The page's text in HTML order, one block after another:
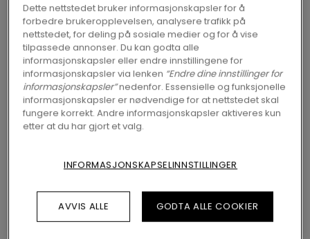
FINN EN FORHANDLER NÆR DEG
Vil du se dette gulvet i virkeligheten? Har du
fremdeles spørsmål? Ikke noe problem! Du
finner alltid en Pergo-forhandler nær deg.
SØK
Dette nettstedet bruker informasjonskapsler for å
forbedre brukeropplevelsen, analysere trafikk på
nettstedet, for deling på sosiale medier og for å vise
tilpassede annonser. Du kan godta alle
informasjonskapsler eller endre innstillingene for
informasjonskapsler via lenken “Endre dine innstillinger for
informasjonskapsler”nedenfor. Essensielle og funksjonelle
informasjonskapsler er nødvendige for at nettstedet skal
fungere korrekt. Andre informasjonskapsler aktiveres kun
etter at du har gjort et valg.
INFORMASJONSKAPSELINNSTILLINGER
AVVIS ALLE GODTA ALLE COOKIER